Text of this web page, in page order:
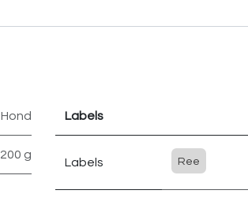
Hond
200 g
Labels
Labels Ree